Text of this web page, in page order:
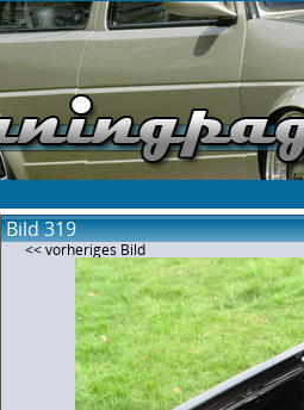
Bild 319
<< vorheriges Bild